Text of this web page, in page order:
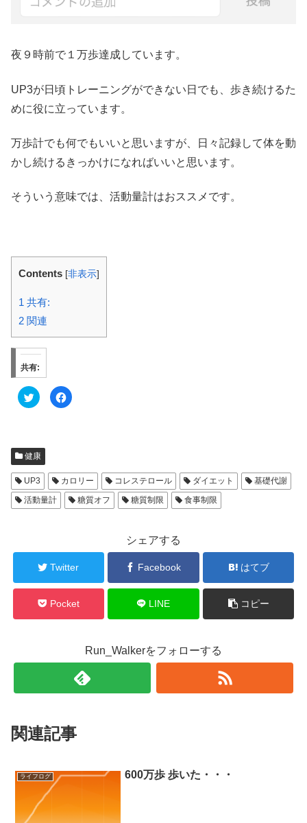
夜９時前で１万歩達成しています。
UP3が日頃トレーニングができない日でも、歩き続けるた
めに役に立っています。
万歩計でも何でもいいと思いますが、日々記録して体を動
かし続けるきっかけになればいいと思います。
そういう意味では、活動量計はおススメです。
Contents [非表示]
1 共有:
2 関連
共有:
ク
リ
w
i
t
t
e
r
で
共
い
ィ
ド
ウ
で
開
き
F
a
有
す
る
に
は
し
く
さ
い
(
新
し
ウ
で
開
き
健康
UP3 カロリー コレステロール ダイエット
基礎代謝
活動量計
糖質オフ 糖質制限 食事制限
シェアする
Twitter Facebook はてブ
Pocket LINE コピー
Run_Walkerをフォローする
関連記事
ライフログ 600万歩 歩いた・・・